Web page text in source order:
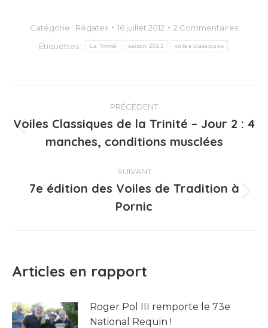
Catégorie : Régates 16 juillet 2012
2 Commentaires
Étiquettes :
La Trinité saison 2012 voiles classiques
Navigation
article
PRÉCÉDENT
précédent
Voiles Classiques de la Trinité – Jour 2 : 4
manches, conditions musclées
SUIVANT
suivant
7e édition des Voiles de Tradition à
Pornic
Articles en rapport
Roger Pol III remporte le 73e
National Requin !